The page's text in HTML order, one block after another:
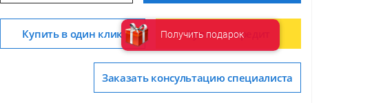
Купить в один клик Купить в кредит
Заказать консультацию специалиста
Получить подарок